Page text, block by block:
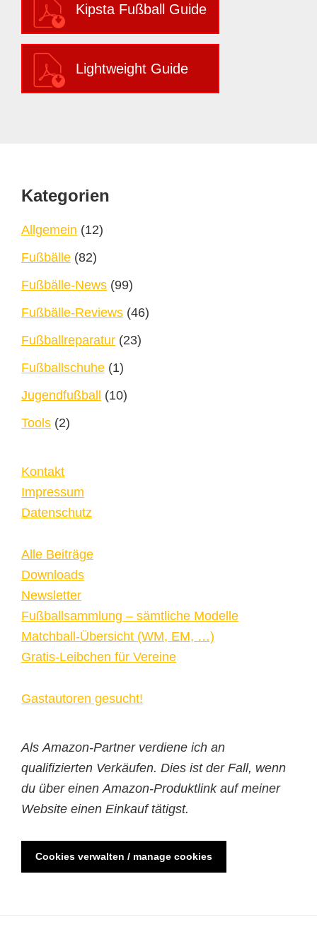
Kipsta Fußball Guide
Lightweight Guide
Footer
Kategorien
Allgemein (12)
Fußbälle (82)
Fußbälle-News (99)
Fußbälle-Reviews (46)
Fußballreparatur (23)
Fußballschuhe (1)
Jugendfußball (10)
Tools (2)
Kontakt
Impressum
Datenschutz
Alle Beiträge
Downloads
Newsletter
Fußballsammlung – sämtliche Modelle
Matchball-Übersicht (WM, EM, …)
Gratis-Leibchen für Vereine
Gastautoren gesucht!
Als Amazon-Partner verdiene ich an
qualifizierten Verkäufen. Dies ist der Fall, wenn
du über einen Amazon-Produktlink auf meiner
Website einen Einkauf tätigst.
Cookies verwalten / manage cookies